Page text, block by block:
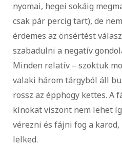
nyomai, hegei sokáig
csak pár percig tart), de
érdemes az önsértést
szabadulni a negatív
Minden relatív ‒ szoktuk
valaki három tárgyból áll
rossz az épphogy kettes. A
kínokat viszont nem lehet
vérezni és fájni fog a
lelked.